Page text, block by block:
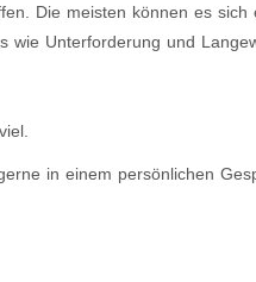
Die meisten können es sich
Unterforderung und
in einem persönlichen